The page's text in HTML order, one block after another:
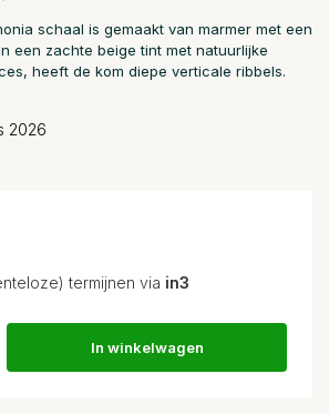
schaal is gemaakt van marmer met een
een zachte beige tint met natuurlijke
heeft de kom diepe verticale ribbels.
2026
termijnen via in3
In winkelwagen